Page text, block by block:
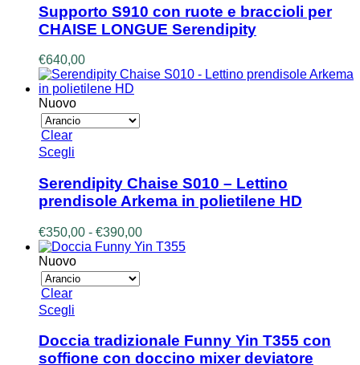
ha
più
varianti.
Le
opzioni
possono
essere
scelte
nella
Supporto S910 con ruote e braccioli per
CHAISE LONGUE Serendipity
€640,00
Nuovo
Clear
Scegli
ha
più
varianti.
opzioni
possono
essere
scelte
prodotto
Serendipity Chaise S010 – Lettino
prendisole Arkema in polietilene HD
€350,00 - €390,00Fascia
di
Nuovo
Clear
Scegli
ha
più
Doccia tradizionale Funny Yin T355 con
soffione con doccino mixer deviatore